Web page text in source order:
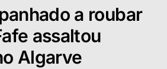
a roubar
assaltou
Algarve